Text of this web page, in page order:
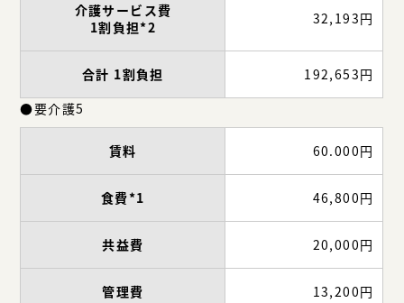
介護サービス費
1割負担*2
32,193円
合計 1割負担
192,653円
●要介護5
賃料 60.000円
食費*1 46,800円
共益費 20,000円
管理費 13,200円